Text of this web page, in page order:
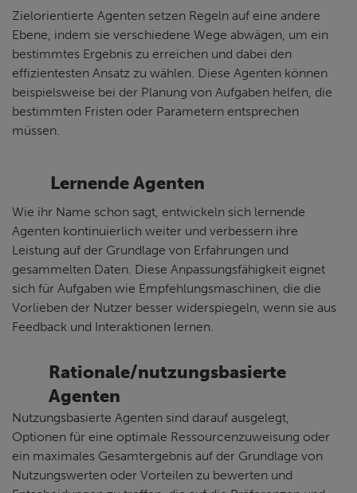
Zielorientierte Agenten setzen Regeln auf eine andere
Ebene, indem sie verschiedene Wege abwägen, um ein
bestimmtes Ergebnis zu erreichen und dabei den
effizientesten Ansatz zu wählen. Diese Agenten können
beispielsweise bei der Planung von Aufgaben helfen, die
bestimmten Fristen oder Parametern entsprechen
müssen.
Lernende Agenten
Wie ihr Name schon sagt, entwickeln sich lernende
Agenten kontinuierlich weiter und verbessern ihre
Leistung auf der Grundlage von Erfahrungen und
gesammelten Daten. Diese Anpassungsfähigkeit eignet
sich für Aufgaben wie Empfehlungsmaschinen, die die
Vorlieben der Nutzer besser widerspiegeln, wenn sie aus
Feedback und Interaktionen lernen.
Rationale/nutzungsbasierte
Agenten
Nutzungsbasierte Agenten sind darauf ausgelegt,
Optionen für eine optimale Ressourcenzuweisung oder
ein maximales Gesamtergebnis auf der Grundlage von
Nutzungswerten oder Vorteilen zu bewerten und